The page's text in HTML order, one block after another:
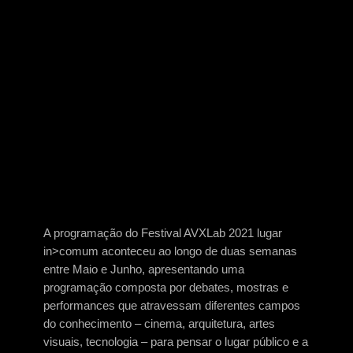
A programação do Festival AVXLab 2021 lugar
in>comum aconteceu ao longo de duas semanas
entre Maio e Junho, apresentando uma
programação composta por debates, mostras e
performances que atravessam diferentes campos
do conhecimento – cinema, arquitetura, artes
visuais, tecnologia – para pensar o lugar público e a